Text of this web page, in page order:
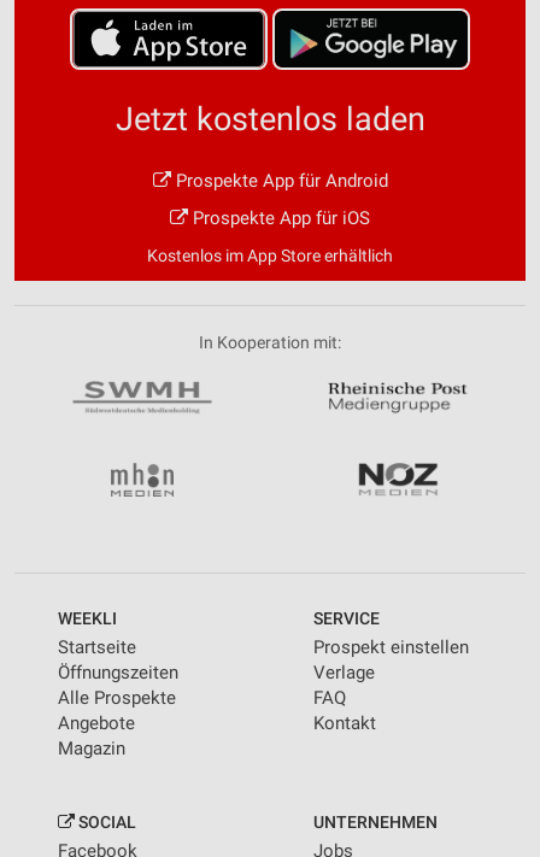
Jetzt kostenlos laden
Prospekte App für Android
Prospekte App für iOS
Kostenlos im App Store erhältlich
In Kooperation mit:
WEEKLI
Startseite
Öffnungszeiten
Alle Prospekte
Angebote
Magazin
SERVICE
Prospekt einstellen
Verlage
FAQ
Kontakt
SOCIAL
Facebook
UNTERNEHMEN
Jobs